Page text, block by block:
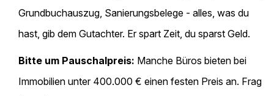
Grundbuchauszug, Sanierungsbelege - alles, was du
hast, gib dem Gutachter. Er spart Zeit, du sparst Geld.
Bitte um Pauschalpreis: Manche Büros bieten bei
Immobilien unter 400.000 € einen festen Preis an. Frag